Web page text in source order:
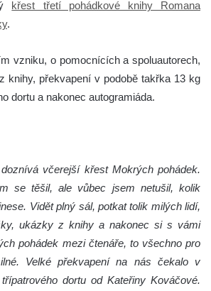
křest třetí pohádkové knihy Romana
.
vzniku, o pomocnících a spoluautorech,
knihy, překvapení v podobě takřka 13 kg
dortu a nakonec autogramiáda.
včerejší křest Mokrých pohádek.
se těšil, ale vůbec jsem netušil, kolik
Vidět plný sál, potkat tolik milých lidí,
ukázky z knihy a nakonec si s vámi
pohádek mezi čtenáře, to všechno pro
Velké překvapení na nás čekalo v
dortu od Kateřiny Kováčové.